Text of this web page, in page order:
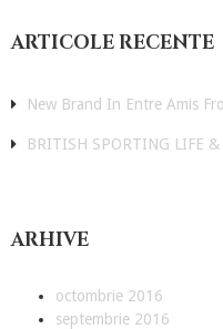
H
o
e
B
n
d
ARTICOLE RECENTE
New Brand In Entre Amis
BRITISH SPORTING LIFE
ARHIVE
octombrie 2016
septembrie 2016